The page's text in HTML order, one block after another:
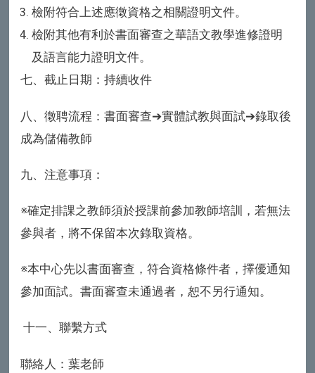
檢附符合上述應徵資格之相關證明文件。
檢附其他有利於書面審查之華語文教學進修證明
及語言能力證明文件。
七、截止日期：持續收件
八、徵聘流程：書面審查➔實體試教與面試➔錄取後
成為儲備教師
九、注意事項：
※確定排課之教師須於授課前參加教師培訓，若無法
參與者，將不保留本次錄取資格。
※本中心先以書面審查，符合資格條件者，擇優通知
參加面試。書面審查未通過者，恕不另行通知。
十一、聯繫方式
聯絡人：葉老師